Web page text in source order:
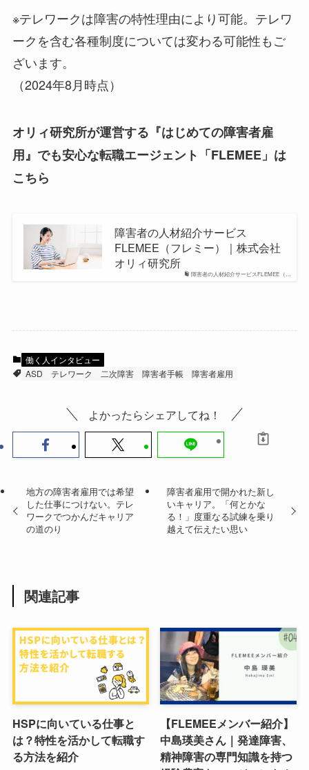
※テレワークは障害の特性理由により可能。テレワ
ークを含む各種制度については変わる可能性もご
ざいます。
（2024年8月時点）
オリィ研究所が運営する『はじめての障害者雇
用』でも安心な転職エージェント「FLEMEE」は
こちら
障害者の人材紹介サービスFLEMEE（…
障害者の人材紹介サービス
FLEMEE（フレミー）｜株式会社
オリィ研究所
働く人インタビュー
ASD
テレワーク 二次障害 障害者手帳 障害者雇用
よかったらシェアしてね！
地方の障害者雇用では希望
した仕事につけない。テレ
ワークでつかんだキャリア
の道のり
障害者雇用で開かれた新し
いキャリア。「何とかな
る！」度重なる試練を乗り
越えて伝えたい思い
関連記事
HSPに向いている仕事と
は？特性を活かして転職す
る方法を紹介
【FLEMEEメンバー紹介】
中島瑛美さん｜発達障害、
精神障害の専門知識を持つ